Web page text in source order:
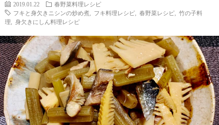
2019.01.22
春野菜料理レシピ
フキと身欠きニシンの炒め煮
フキ料理レシピ 春野菜レシピ
竹の子料
理
身欠きにしん料理レシピ